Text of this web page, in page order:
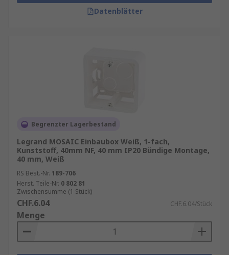
Datenblätter
Begrenzter Lagerbestand
Legrand MOSAIC Einbaubox Weiß, 1-fach,
Kunststoff, 40mm NF, 40 mm IP20 Bündige Montage,
40 mm, Weiß
RS Best.-Nr. 189-706
Herst. Teile-Nr. 0 802 81
Zwischensumme (1 Stück)
CHF.6.04 CHF.6.04/Stück
Menge